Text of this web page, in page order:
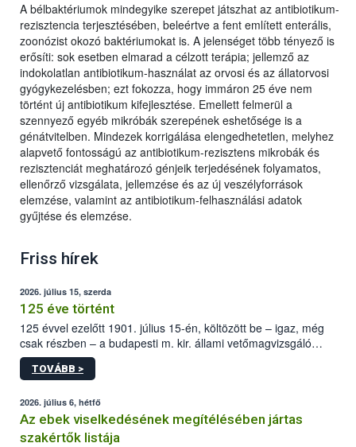
A bélbaktériumok mindegyike szerepet játszhat az antibiotikum-
rezisztencia terjesztésében, beleértve a fent említett enterális,
zoonózist okozó baktériumokat is. A jelenséget több tényező is
erősíti: sok esetben elmarad a célzott terápia; jellemző az
indokolatlan antibiotikum-használat az orvosi és az állatorvosi
gyógykezelésben; ezt fokozza, hogy immáron 25 éve nem
történt új antibiotikum kifejlesztése. Emellett felmerül a
szennyező egyéb mikróbák szerepének eshetősége is a
génátvitelben. Mindezek korrigálása elengedhetetlen, melyhez
alapvető fontosságú az antibiotikum-rezisztens mikrobák és
rezisztenciát meghatározó génjeik terjedésének folyamatos,
ellenőrző vizsgálata, jellemzése és az új veszélyforrások
elemzése, valamint az antibiotikum-felhasználási adatok
gyűjtése és elemzése.
Friss hírek
2026. július 15, szerda
125 éve történt
125 évvel ezelőtt 1901. július 15-én, költözött be – igaz, még
csak részben – a budapesti m. kir. állami vetőmagvizsgáló
állomás a Kis Rókus utca 15. szám alatti, Czigler Győző által
tervezett új épületébe.
TOVÁBB >
2026. július 6, hétfő
Az ebek viselkedésének megítélésében jártas
szakértők listája